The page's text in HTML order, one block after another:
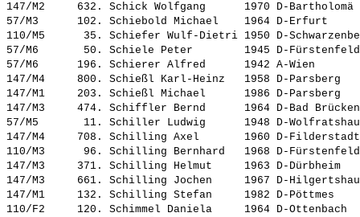
147/M2     632. Schick Wolfgang
1970 D-
57/M3      102. Schiebold Michael
1964 D-Erfurt
110/M5      35. Schiefer Wulf-Dietri 1950 D-
57/M6       50. Schiele Peter
1945 D-
57/M6      196. Schierer Alfred
1942 A-Wien
147/M4     800. Schießl Karl-Heinz
1958 D-
147/M1     203. Schießl Michael
1986 D-
147/M3     474. Schiffler Bernd
1964 D-Bad
57/M5       11. Schiller Ludwig
1948 D-
147/M4     708. Schilling Axel
1960 D-
110/M3      96. Schilling Bernhard
1968 D-
147/M3     371. Schilling Helmut
1963 D-
147/M3     661. Schilling Jochen
1967 D-
147/M1     132. Schilling Stefan
1982 D-
110/F2     120. Schimmel Daniela
1964 D-